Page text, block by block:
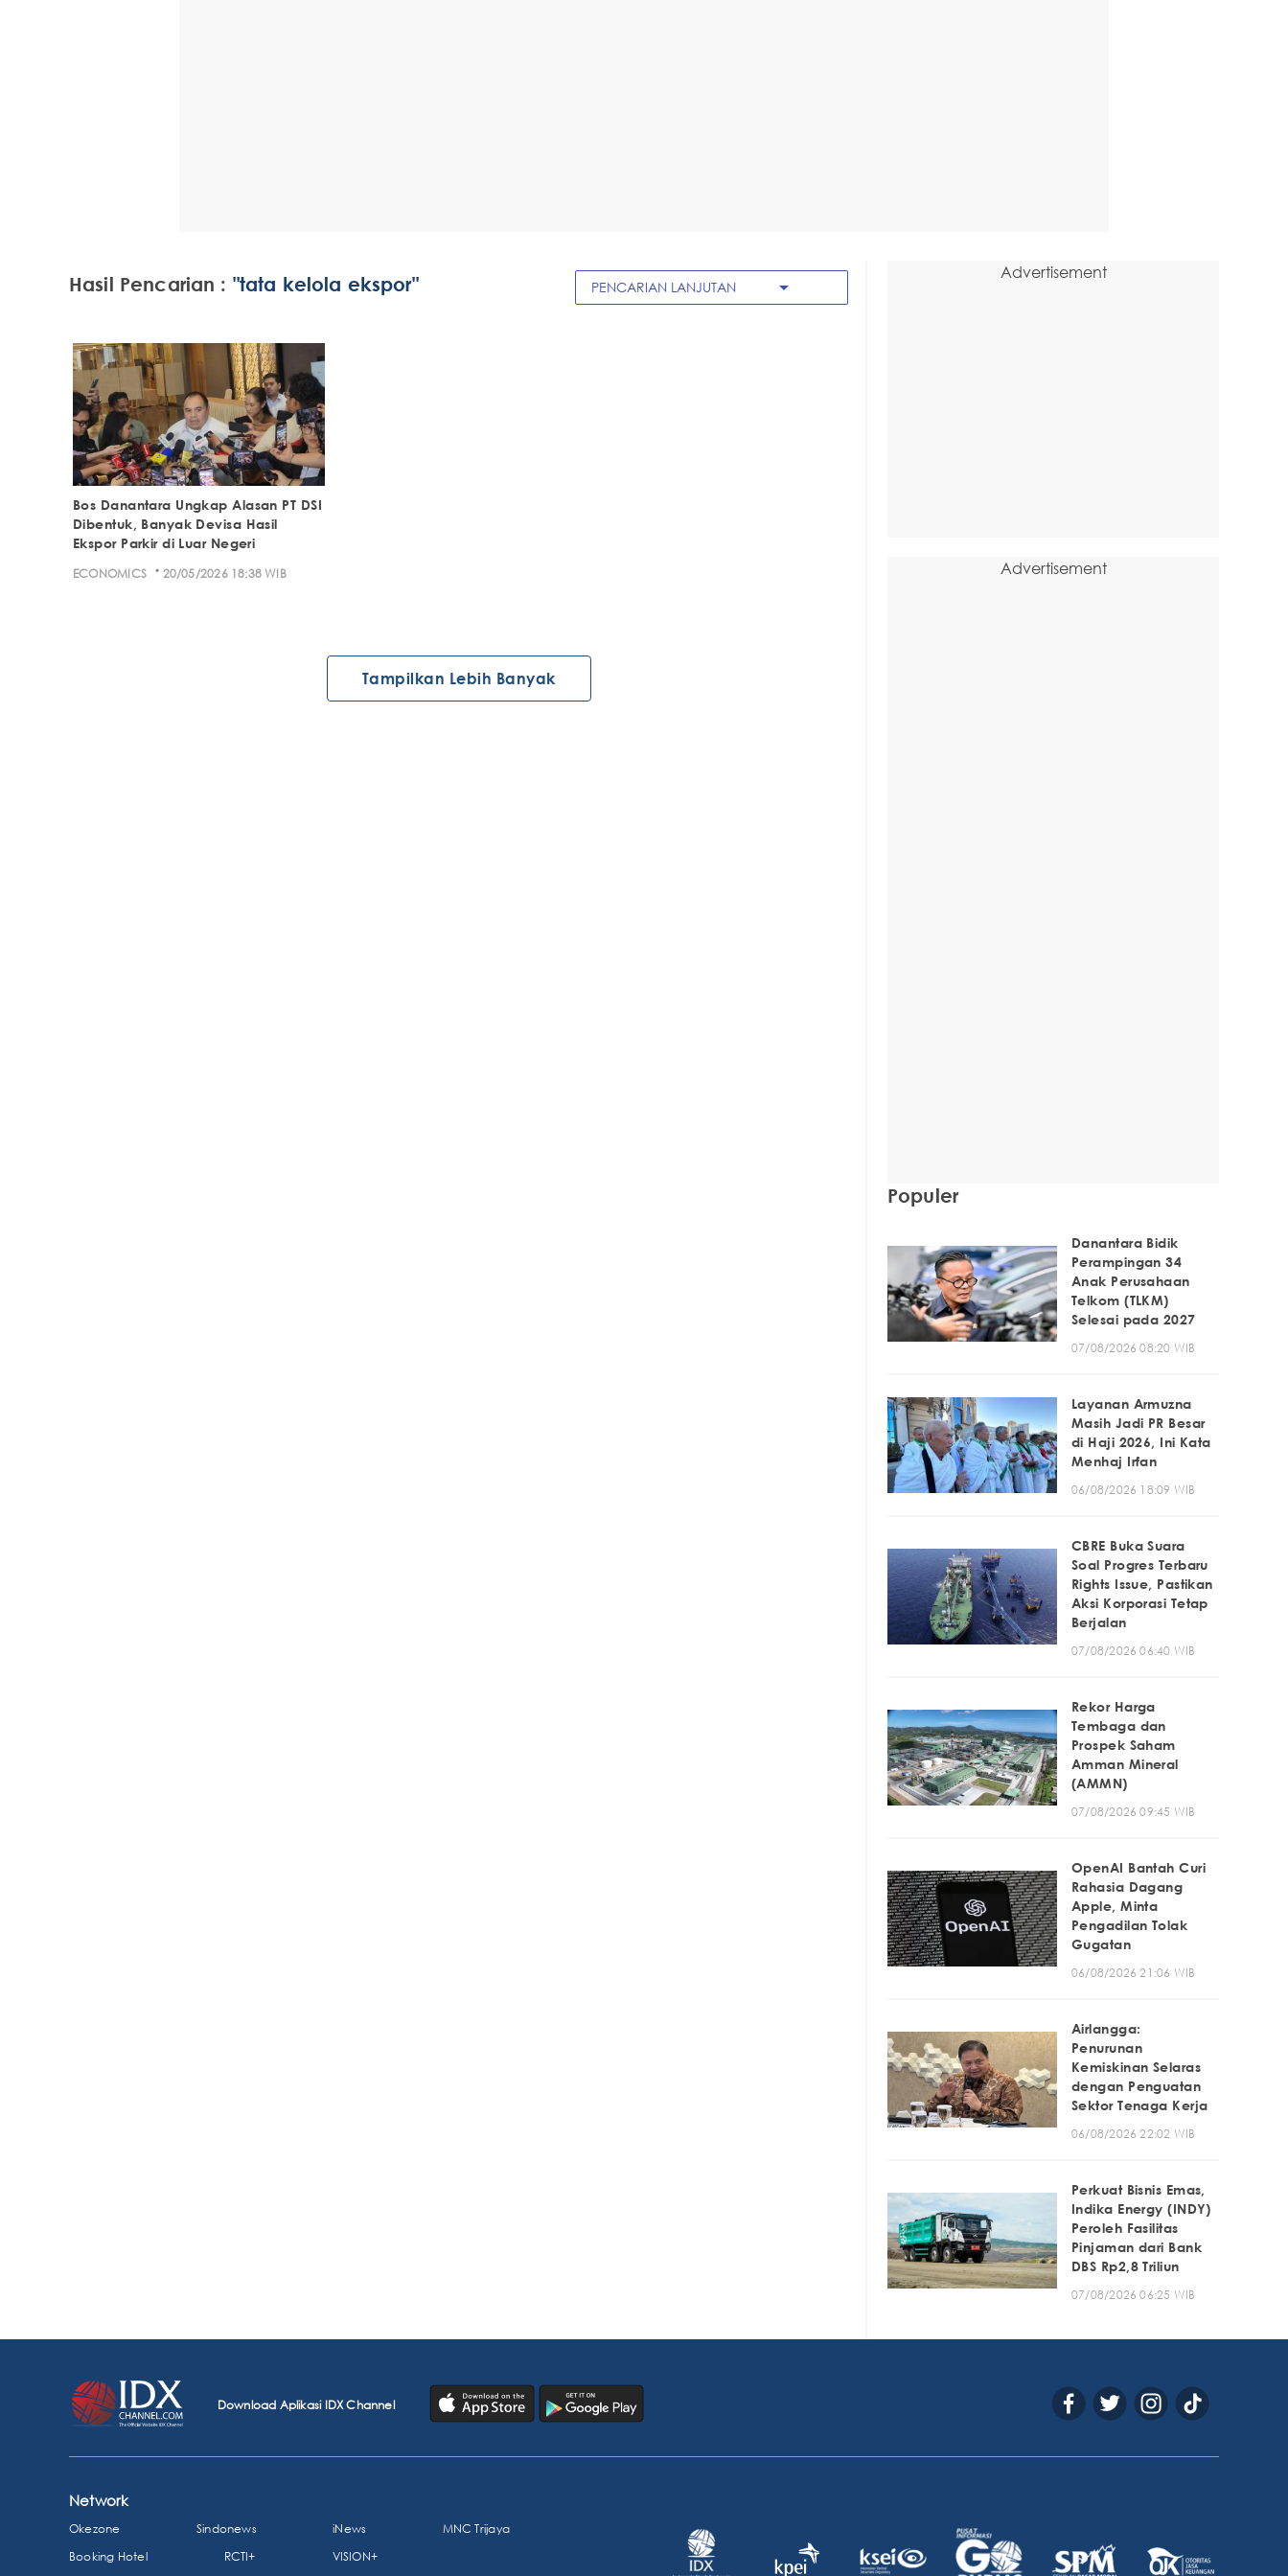
Hasil Pencarian : "tata kelola ekspor" PENCARIAN LANJUTAN arrow_drop_down
Bos Danantara Ungkap Alasan PT DSI
Dibentuk, Banyak Devisa Hasil
Ekspor Parkir di Luar Negeri
ECONOMICS · 20/05/2026 18:38 WIB
Tampilkan Lebih Banyak
Advertisement
Advertisement
Populer
Danantara Bidik
Perampingan 34
Anak Perusahaan
Telkom (TLKM)
Selesai pada 2027
07/08/2026 08:20 WIB
Layanan Armuzna
Masih Jadi PR Besar
di Haji 2026, Ini Kata
Menhaj Irfan
06/08/2026 18:09 WIB
CBRE Buka Suara
Soal Progres Terbaru
Rights Issue, Pastikan
Aksi Korporasi Tetap
Berjalan
07/08/2026 06:40 WIB
Rekor Harga
Tembaga dan
Prospek Saham
Amman Mineral
(AMMN)
07/08/2026 09:45 WIB
OpenAI Bantah Curi
Rahasia Dagang
Apple, Minta
Pengadilan Tolak
Gugatan
06/08/2026 21:06 WIB
Airlangga:
Penurunan
Kemiskinan Selaras
dengan Penguatan
Sektor Tenaga Kerja
06/08/2026 22:02 WIB
Perkuat Bisnis Emas,
Indika Energy (INDY)
Peroleh Fasilitas
Pinjaman dari Bank
DBS Rp2,8 Triliun
07/08/2026 06:25 WIB
Download Aplikasi IDX Channel
Network
Okezone Sindonews iNews
MNC Trijaya
Booking Hotel
RCTI+ VISION+